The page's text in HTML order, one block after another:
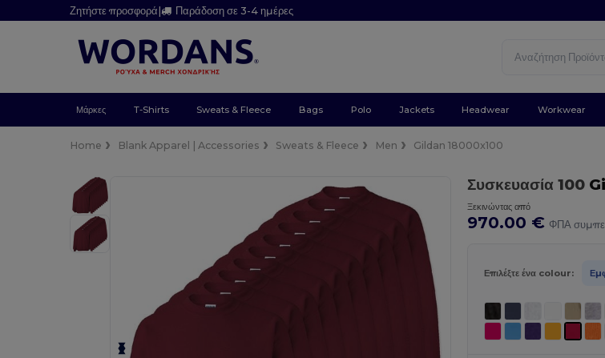
Ζητήστε προσφορά| Παράδοση σε 3-4 ημέρες
Μάρκες T-Shirts Sweats & Fleece Bags Polo Jackets Headwear Workwear
Home Blank Apparel | Accessories Sweats & Fleece Men Gildan 18000x100
Συσκευασία 100
Ξεκινώντας από
970.00 € ΦΠΑ
Επιλέξτε ένα colour: